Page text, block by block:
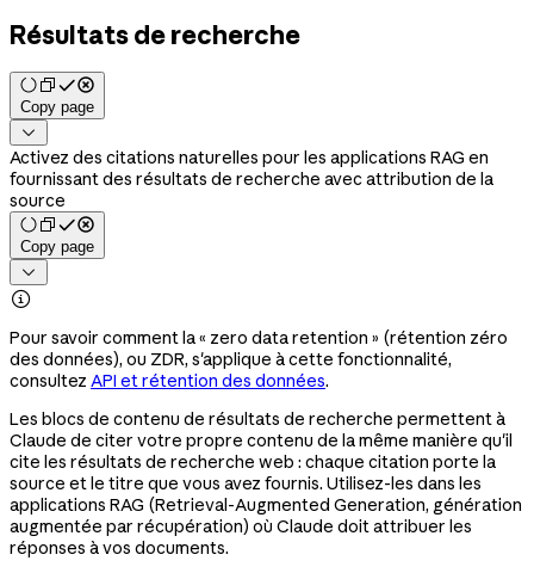
Résultats de recherche
Copy page

Activez des citations naturelles pour les applications RAG en
fournissant des résultats de recherche avec attribution de la
source
Copy page


Pour savoir comment la « zero data retention » (rétention zéro
des données), ou ZDR, s'applique à cette fonctionnalité,
consultez API et rétention des données.
Les blocs de contenu de résultats de recherche permettent à
Claude de citer votre propre contenu de la même manière qu'il
cite les résultats de recherche web : chaque citation porte la
source et le titre que vous avez fournis. Utilisez-les dans les
applications RAG (Retrieval-Augmented Generation, génération
augmentée par récupération) où Claude doit attribuer les
réponses à vos documents.